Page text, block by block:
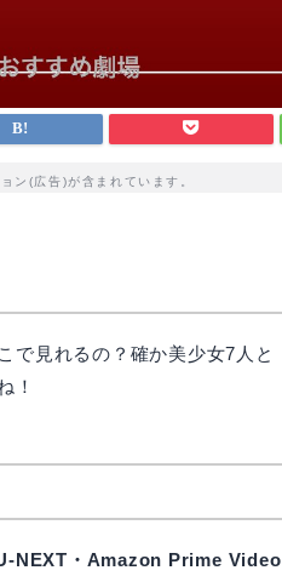
ン(広告)が含まれています。
で見れるの？確か美少女7人と
！
NEXT・Amazon Prime Video